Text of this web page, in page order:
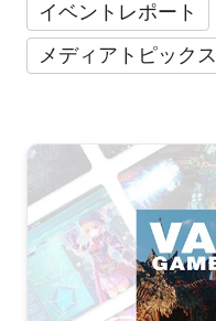
イベントレポート
メディアトピックス